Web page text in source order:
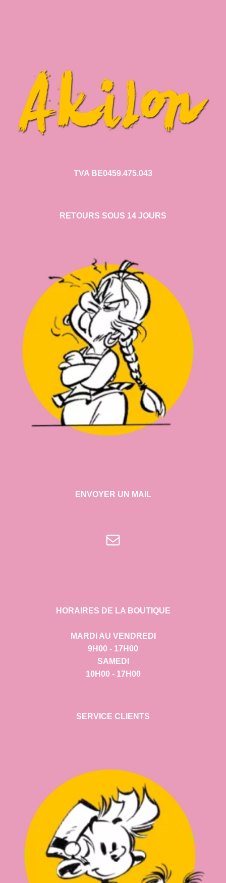
TVA BE0459.475.043
RETOURS SOUS 14 JOURS
ENVOYER UN MAIL
E-mail
HORAIRES DE LA BOUTIQUE
MARDI AU VENDREDI
9H00 - 17H00
SAMEDI
10H00 - 17H00
SERVICE CLIENTS